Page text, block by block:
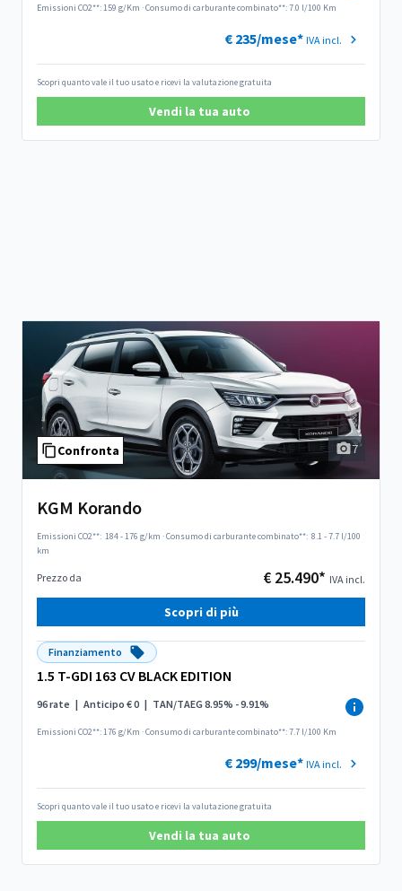
Emissioni CO2**: 159 g/Km ·Consumo di carburante combinato**: 7.0 l/100 Km
€ 235/mese* IVA incl.
Scopri quanto vale il tuo usato e ricevi la valutazione gratuita
Vendi la tua auto
Confronta 7
KGM Korando
Emissioni CO2**: 184 - 176 g/km ·Consumo di carburante combinato**: 8.1 - 7.7 l/100
km
Prezzo da € 25.490* IVA incl.
Scopri di più
Finanziamento
1.5 T-GDI 163 CV BLACK EDITION
96 rate | Anticipo € 0 | TAN/TAEG 8.95% - 9.91%
Emissioni CO2**: 176 g/Km ·Consumo di carburante combinato**: 7.7 l/100 Km
€ 299/mese* IVA incl.
Scopri quanto vale il tuo usato e ricevi la valutazione gratuita
Vendi la tua auto